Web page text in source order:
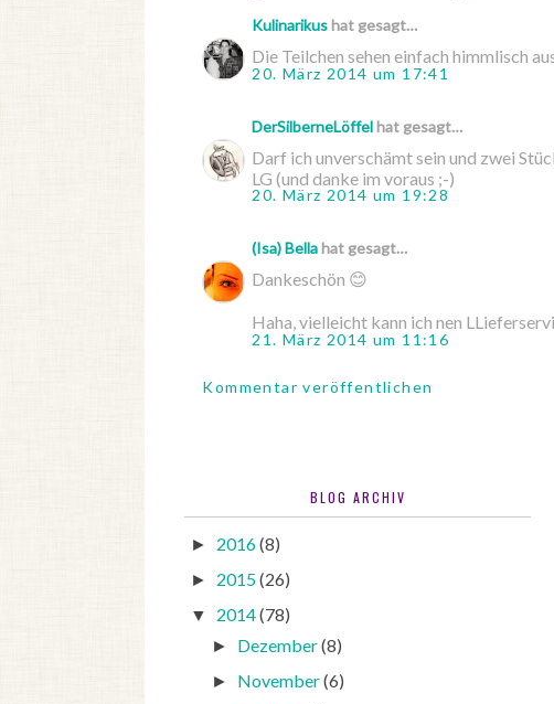
Kulinarikus hat gesagt…
Die Teilchen sehen einfach himmlisch
20. März 2014 um 17:41
DerSilberneLöffel hat gesagt…
Darf ich unverschämt sein und zwei
LG (und danke im voraus ;-)
20. März 2014 um 19:28
(Isa) Bella hat gesagt…
Dankeschön 😊
Haha, vielleicht kann ich nen
21. März 2014 um 11:16
Kommentar veröffentlichen
BLOG ARCHIV
► 2016(8)
► 2015(26)
▼ 2014(78)
► Dezember(8)
► November(6)